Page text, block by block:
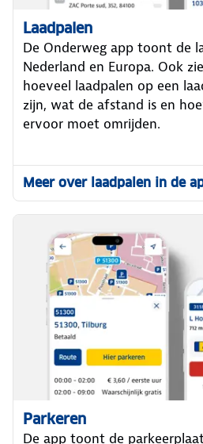
Laadpalen
De Onderweg app toont de
Nederland en Europa. Ook
hoeveel laadpalen op een
zijn, wat de afstand is en
ervoor moet omrijden.
Meer over laadpalen in de
Parkeren
De app toont de